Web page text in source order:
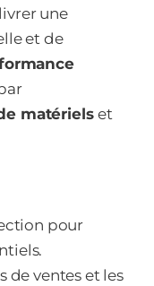
une
et de
matérielset
pour
de ventes et les